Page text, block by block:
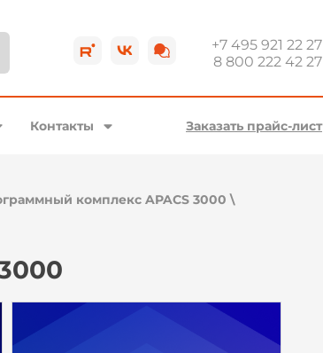
+7 495 921 22 27
8 800 222 42 27
Контакты Заказать прайс-лист
комплекс APACS 3000 \